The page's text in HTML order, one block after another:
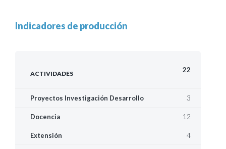
Indicadores de producción
ACTIVIDADES 22
Proyectos Investigación Desarrollo 3
Docencia 12
Extensión 4